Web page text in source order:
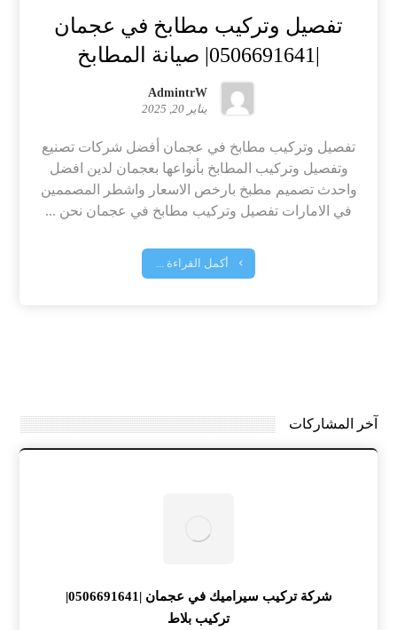
تفصيل وتركيب مطابخ في عجمان
|0506691641| صيانة المطابخ
AdmintrW
يناير 20, 2025
تفصيل وتركيب مطابخ في عجمان أفضل شركات تصنيع
وتفصيل وتركيب المطابخ بأنواعها بعجمان لدين افضل
واحدث تصميم مطبخ بارخص الاسعار واشطر المصممين
في الامارات تفصيل وتركيب مطابخ في عجمان نحن ...
أكمل القراءة ...
آخر المشاركات
شركة تركيب سيراميك في عجمان |0506691641|
تركيب بلاط